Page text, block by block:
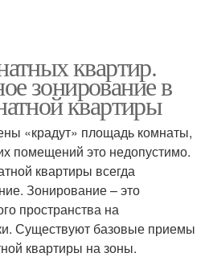
квартир.
зонирование в
квартиры
«крадут» площадь комнаты,
помещений это недопустимо.
квартиры всегда
Зонирование – это
пространства на
Существуют базовые приемы
квартиры на зоны.